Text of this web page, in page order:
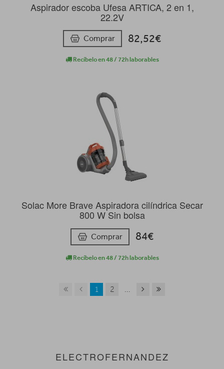
Aspirador escoba Ufesa ARTICA, 2 en 1,
22.2V
Comprar 82,52€
Recíbelo en 48 / 72h laborables
Solac More Brave Aspiradora cilíndrica Secar
800 W Sin bolsa
Comprar 84€
Recíbelo en 48 / 72h laborables
1 2 ...
ELECTROFERNANDEZ